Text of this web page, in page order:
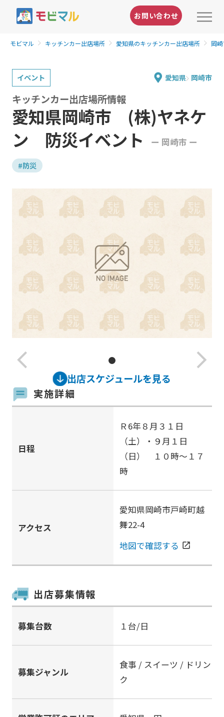
お問い合わせ
モビマル キッチンカー出店場所 愛知県のキッチンカー出店場所 岡
イベント 愛知県 岡崎市
愛知県岡崎市 (株)ヤネケ
ン 防災イベント
ー 岡崎市 ー
キッチンカー出店場所情報
#防災
arrow_back_ios_new arrow_forward_ios
出店スケジュールを見る
実施詳細
日程
Ｒ6年８月３１日
（土）・９月１日
（日） １０時～１７
時
アクセス
愛知県岡崎市戸崎町越
舞22-4
地図で確認する open_in_new
出店募集情報
募集台数 １台/日
募集ジャンル
食事 / スイーツ / ドリン
ク